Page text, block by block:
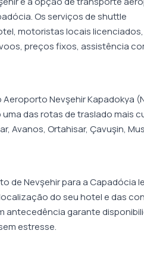
Os serviços de shuttle
motoristas locais
preços fixos, assistência
Nevşehir Kapadokya
das rotas de traslado mais
Avanos, Ortahisar, Çavuşin,
de Nevşehir para a Capadócia
do seu hotel e das
antecedência garante
estresse.